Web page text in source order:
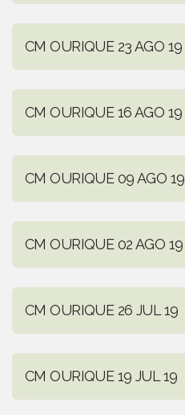
CM OURIQUE 23 AGO 19
CM OURIQUE 16 AGO 19
CM OURIQUE 09 AGO 19
CM OURIQUE 02 AGO 19
CM OURIQUE 26 JUL 19
CM OURIQUE 19 JUL 19